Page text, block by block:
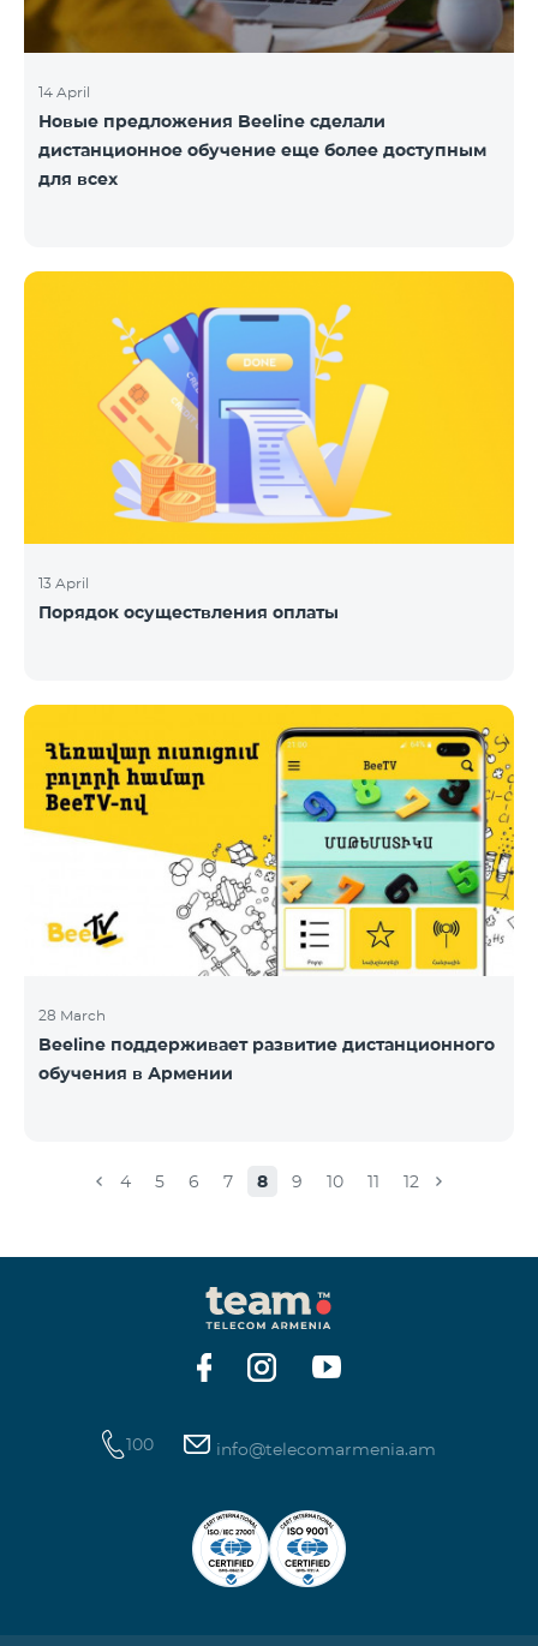
14 April
Новые предложения Beeline сделали
дистанционное обучение еще более доступным
для всех
13 April
Порядок осуществления оплаты
28 March
Beeline поддерживает развитие дистанционного
обучения в Армении
4 5 6 7 8 9 10 11 12
100 info@telecomarmenia.am